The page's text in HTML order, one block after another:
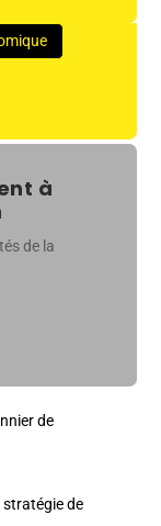
à
de la
de
stratégie de